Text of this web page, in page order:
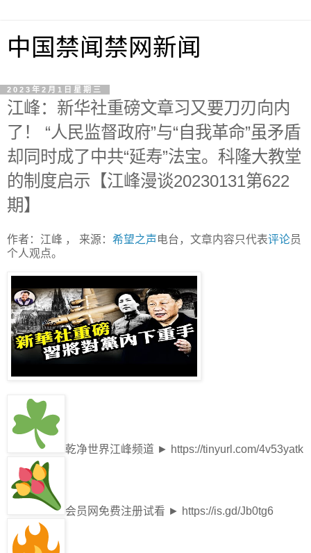
中国禁闻禁网新闻
2023年2月1日星期三
江峰：新华社重磅文章习又要刀刃向内
了！ “人民监督政府”与“自我革命”虽矛盾
却同时成了中共“延寿”法宝。科隆大教堂
的制度启示【江峰漫谈20230131第622
期】
作者：江峰 ， 来源： 希望之声电台，文章内容只代表评论员
个人观点。
乾净世界江峰频道 ► https://tinyurl.com/4v53yatk
会员网免费注册试看 ► https://is.gd/Jb0tg6